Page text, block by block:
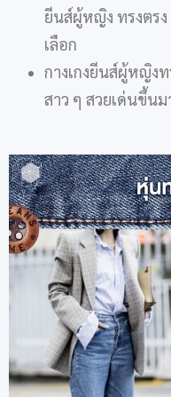
ยีนส์ผู้หญิง ทรงตร
เลือก
กางเกงยีนส์ผู้หญิง
สาว ๆ สวยเด่นขึ้นม